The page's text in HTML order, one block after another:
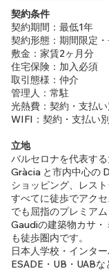
契約条件
契約期間：最低1年
契約形態：期間限定・
敷金：家賃2ヶ月分
住宅保険：加入必須
取引態様：仲介
管理人：常駐
光熱費：契約・支払
WIFI：契約・支払い別
立地
バルセロナを代表す
Gràcia と市内中心の
ショッピング、レス
すべてに徒歩でアク
でも屈指のプレミアム
Gaudiの建築物カサ・
も徒歩圏内です。
日本人学校・インタ
ESADE・UB・UAB